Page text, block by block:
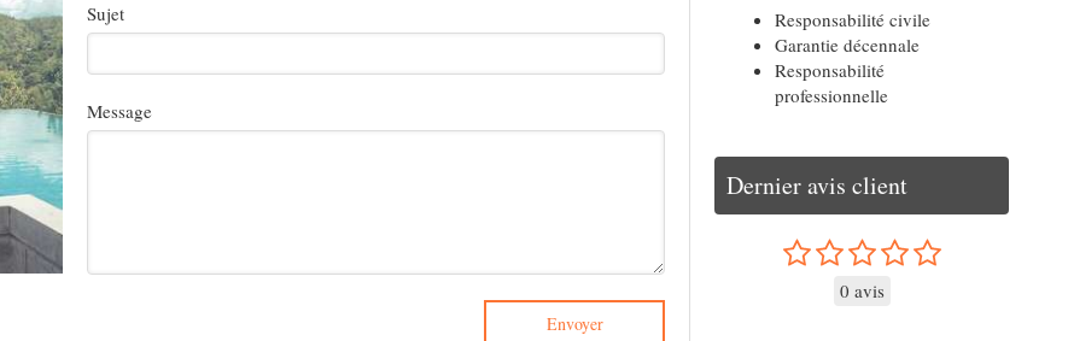
Sujet
Message
Envoyer
Responsabilité civile
Garantie décennale
Responsabilité
professionnelle
Dernier avis client
0 avis